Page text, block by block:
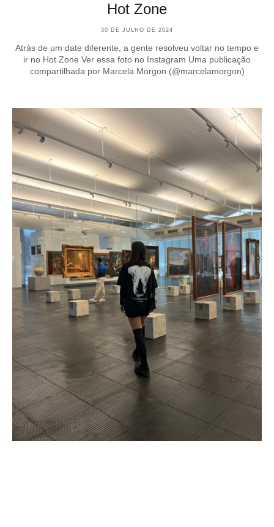
Hot Zone
30 DE JULHO DE 2024
Atrás de um date diferente, a gente resolveu voltar no tempo e
ir no Hot Zone Ver essa foto no Instagram Uma publicação
compartilhada por Marcela Morgon (@marcelamorgon)